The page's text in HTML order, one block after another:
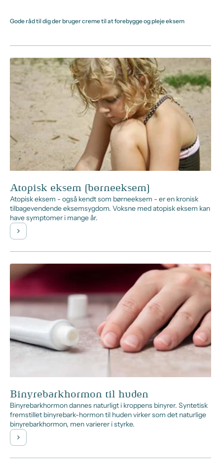
Gode råd til dig der bruger creme til at forebygge og pleje eksem
Atopisk eksem (børneeksem)
Atopisk eksem - også kendt som børneeksem - er en kronisk
tilbagevendende eksemsygdom. Voksne med atopisk eksem kan
have symptomer i mange år.
Binyrebarkhormon til huden
Binyrebarkhormon dannes naturligt i kroppens binyrer. Syntetisk
fremstillet binyrebark-hormon til huden virker som det naturlige
binyrebarkhormon, men varierer i styrke.